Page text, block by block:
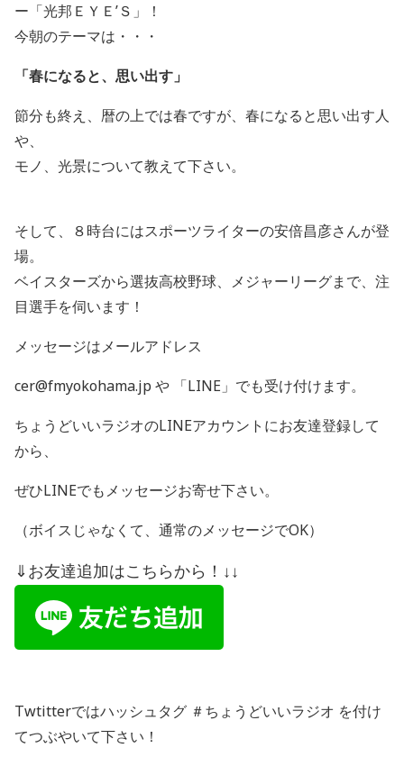
ー「光邦ＥＹＥ’Ｓ」！
今朝のテーマは・・・
「春になると、思い出す」
節分も終え、暦の上では春ですが、春になると思い出す人
や、
モノ、光景について教えて下さい。
そして、８時台にはスポーツライターの安倍昌彦さんが登
場。
ベイスターズから選抜高校野球、メジャーリーグまで、注
目選手を伺います！
メッセージはメールアドレス
cer@fmyokohama.jp や 「LINE 」でも受け付けます。
ちょうどいいラジオのLINEアカウントにお友達登録して
から、
ぜひLINEでもメッセージお寄せ下さい。
（ボイスじゃなくて、通常のメッセージでOK）
⇓お友達追加はこちらから！↓↓
Twtitterではハッシュタグ ＃ちょうどいいラジオ を付け
てつぶやいて下さい！